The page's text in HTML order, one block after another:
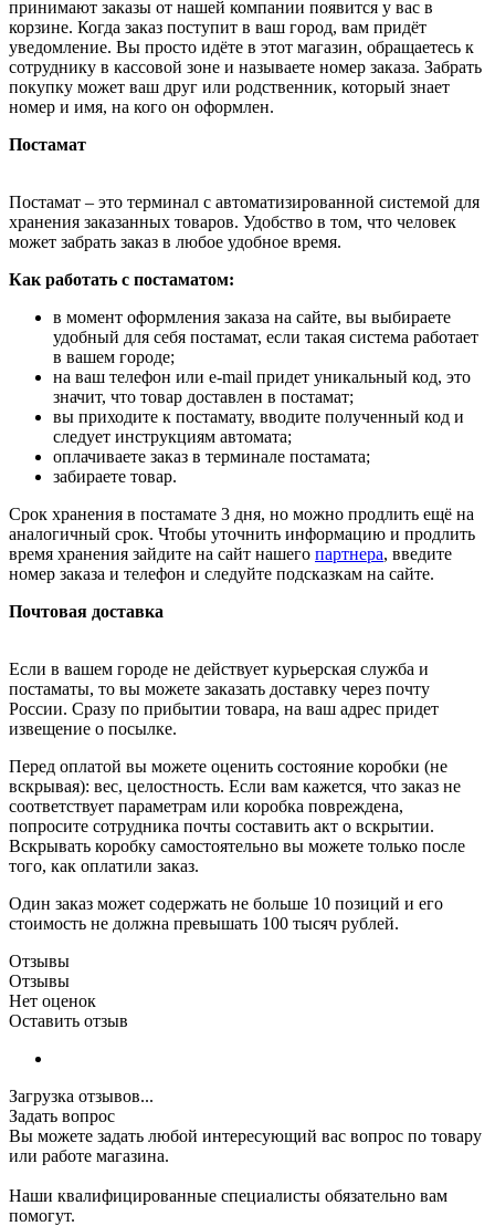
принимают заказы от нашей компании появится у вас в
корзине. Когда заказ поступит в ваш город, вам придёт
уведомление. Вы просто идёте в этот магазин, обращаетесь к
сотруднику в кассовой зоне и называете номер заказа. Забрать
покупку может ваш друг или родственник, который знает
номер и имя, на кого он оформлен.
Постамат
Постамат – это терминал с автоматизированной системой для
хранения заказанных товаров. Удобство в том, что человек
может забрать заказ в любое удобное время.
Как работать с постаматом:
в момент оформления заказа на сайте, вы выбираете
удобный для себя постамат, если такая система работает
в вашем городе;
на ваш телефон или e-mail придет уникальный код, это
значит, что товар доставлен в постамат;
вы приходите к постамату, вводите полученный код и
следует инструкциям автомата;
оплачиваете заказ в терминале постамата;
забираете товар.
Срок хранения в постамате 3 дня, но можно продлить ещё на
аналогичный срок. Чтобы уточнить информацию и продлить
время хранения зайдите на сайт нашего партнера, введите
номер заказа и телефон и следуйте подсказкам на сайте.
Почтовая доставка
Если в вашем городе не действует курьерская служба и
постаматы, то вы можете заказать доставку через почту
России. Сразу по прибытии товара, на ваш адрес придет
извещение о посылке.
Перед оплатой вы можете оценить состояние коробки (не
вскрывая): вес, целостность. Если вам кажется, что заказ не
соответствует параметрам или коробка повреждена,
попросите сотрудника почты составить акт о вскрытии.
Вскрывать коробку самостоятельно вы можете только после
того, как оплатили заказ.
Один заказ может содержать не больше 10 позиций и его
стоимость не должна превышать 100 тысяч рублей.
Отзывы
Отзывы
Нет оценок
Оставить отзыв
Загрузка отзывов...
Задать вопрос
Вы можете задать любой интересующий вас вопрос по товару
или работе магазина.
Наши квалифицированные специалисты обязательно вам
помогут.